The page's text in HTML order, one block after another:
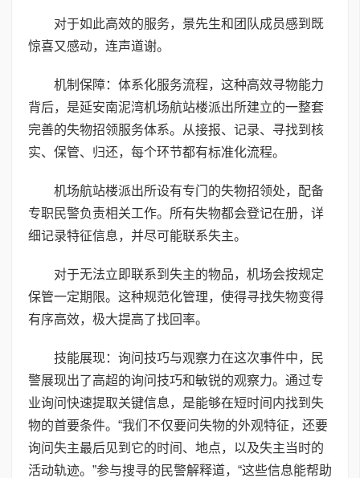
对于如此高效的服务，景先生和团队成员感到既
惊喜又感动，连声道谢。
机制保障：体系化服务流程，这种高效寻物能力
背后，是延安南泥湾机场航站楼派出所建立的一整套
完善的失物招领服务体系。从接报、记录、寻找到核
实、保管、归还，每个环节都有标准化流程。
机场航站楼派出所设有专门的失物招领处，配备
专职民警负责相关工作。所有失物都会登记在册，详
细记录特征信息，并尽可能联系失主。
对于无法立即联系到失主的物品，机场会按规定
保管一定期限。这种规范化管理，使得寻找失物变得
有序高效，极大提高了找回率。
技能展现：询问技巧与观察力在这次事件中，民
警展现出了高超的询问技巧和敏锐的观察力。通过专
业询问快速提取关键信息，是能够在短时间内找到失
物的首要条件。“我们不仅要问失物的外观特征，还要
询问失主最后见到它的时间、地点，以及失主当时的
活动轨迹。”参与搜寻的民警解释道，“这些信息能帮助